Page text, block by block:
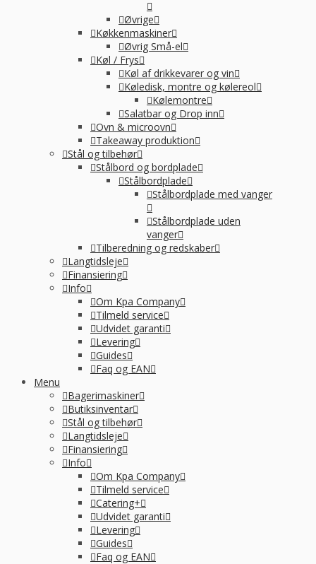
Øvrige
Køkkenmaskiner
Øvrig Små-el
Køl / Frys
Køl af drikkevarer og vin
Køledisk, montre og kølereol
Kølemontre
Salatbar og Drop inn
Ovn & microovn
Takeaway produktion
Stål og tilbehør
Stålbord og bordplade
Stålbordplade
Stålbordplade med vanger
Stålbordplade uden
vanger
Tilberedning og redskaber
Langtidsleje
Finansiering
Info
Om Kpa Company
Tilmeld service
Udvidet garanti
Levering
Guides
Faq og EAN
Menu
Bagerimaskiner
Butiksinventar
Stål og tilbehør
Langtidsleje
Finansiering
Info
Om Kpa Company
Tilmeld service
Catering+
Udvidet garanti
Levering
Guides
Faq og EAN